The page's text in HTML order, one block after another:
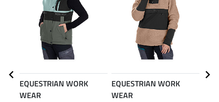
EQUESTRIAN WORK
WEAR
EQUESTRIAN WORK
WEAR